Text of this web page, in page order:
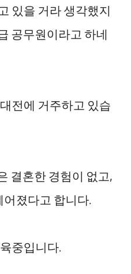
있을 거라 생각했지
공무원이라고 하네
전에 거주하고 있습
결혼한 경험이 없고,
졌다고 합니다.
중입니다.